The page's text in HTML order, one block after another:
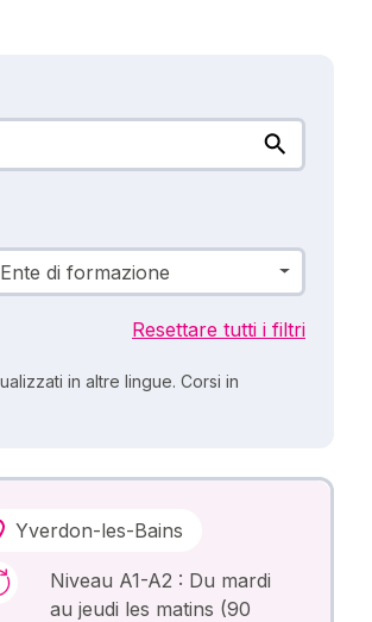
Ente di formazione
Resettare tutti i filtri
in altre lingue. Corsi in
Yverdon-les-Bains
Niveau A1-A2 : Du mardi
au jeudi les matins (90